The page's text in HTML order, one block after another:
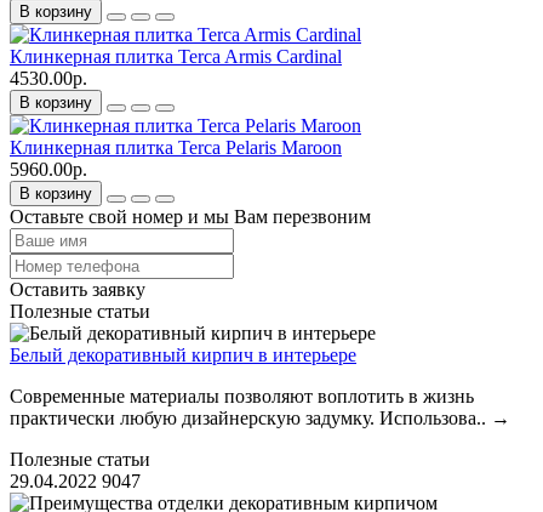
В корзину
Клинкерная плитка Terca Armis Cardinal
4530.00р.
В корзину
Клинкерная плитка Terca Pelaris Maroon
5960.00р.
В корзину
Оставьте свой номер и мы Вам перезвоним
Оставить заявку
Полезные статьи
Белый декоративный кирпич в интерьере
Современные материалы позволяют воплотить в жизнь
практически любую дизайнерскую задумку. Использова.. →
Полезные статьи
29.04.2022 9047